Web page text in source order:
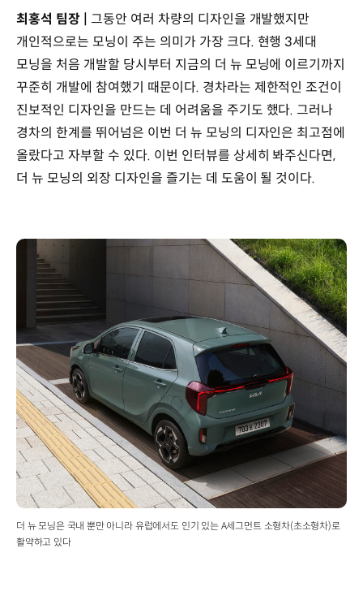
최홍석 팀장 |
그동안 여러 차량의 디자인을 개발했지만
개인적으로는 모닝이 주는 의미가 가장 크다. 현행 3세대
모닝을 처음 개발할 당시부터 지금의 더 뉴 모닝에 이르기까지
꾸준히 개발에 참여했기 때문이다. 경차라는 제한적인 조건이
진보적인 디자인을 만드는 데 어려움을 주기도 했다. 그러나
경차의 한계를 뛰어넘은 이번 더 뉴 모닝의 디자인은 최고점에
올랐다고 자부할 수 있다. 이번 인터뷰를 상세히 봐주신다면,
더 뉴 모닝의 외장 디자인을 즐기는 데 도움이 될 것이다.
더 뉴 모닝은 국내 뿐만 아니라 유럽에서도 인기 있는 A세그먼트 소형차(초소형차)로
활약하고 있다